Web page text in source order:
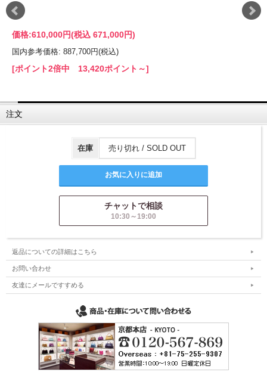
価格:610,000円(税込 671,000円)
国内参考価格: 887,700円(税込)
[ポイント2倍中 13,420ポイント～]
注文
在庫 売り切れ / SOLD OUT
チャットで相談
10:30～19:00
返品についての詳細はこちら
お問い合わせ
友達にメールですすめる